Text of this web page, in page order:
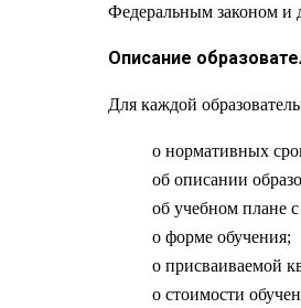
Федеральным законом и
Описание
Для каждой
о нормативных
об описании
об учебном плане
о форме обучения;
о присваиваемой
о стоимости